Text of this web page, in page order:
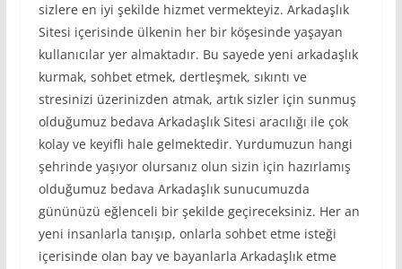
sizlere en iyi şekilde hizmet vermekteyiz. Arkadaşlık
Sitesi içerisinde ülkenin her bir köşesinde yaşayan
kullanıcılar yer almaktadır. Bu sayede yeni arkadaşlık
kurmak, sohbet etmek, dertleşmek, sıkıntı ve
stresinizi üzerinizden atmak, artık sizler için sunmuş
olduğumuz bedava Arkadaşlık Sitesi aracılığı ile çok
kolay ve keyifli hale gelmektedir. Yurdumuzun hangi
şehrinde yaşıyor olursanız olun sizin için hazırlamış
olduğumuz bedava Arkadaşlık sunucumuzda
gününüzü eğlenceli bir şekilde geçireceksiniz. Her an
yeni insanlarla tanışıp, onlarla sohbet etme isteği
içerisinde olan bay ve bayanlarla Arkadaşlık etme